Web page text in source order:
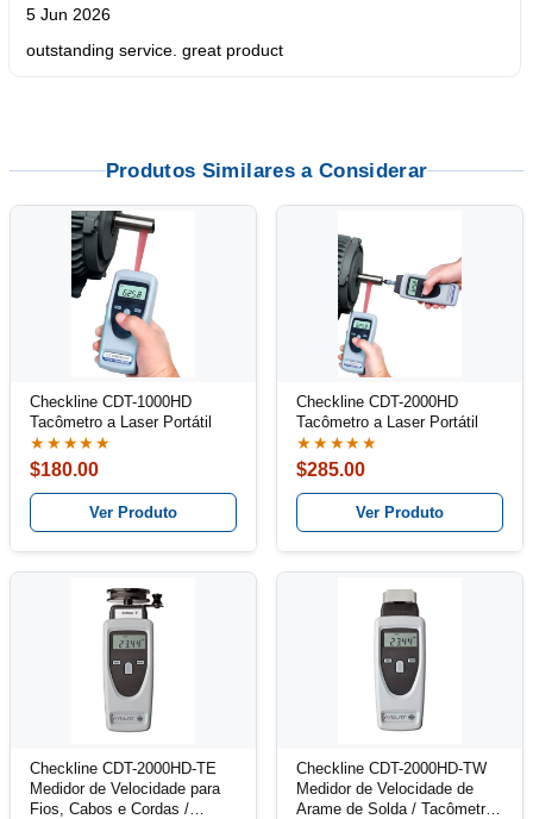
5 Jun 2026
outstanding service. great product
Produtos Similares a Considerar
Checkline CDT-1000HD
Tacômetro a Laser Portátil
★★★★★
$180.00
Ver Produto
Checkline CDT-2000HD
Tacômetro a Laser Portátil
★★★★★
$285.00
Ver Produto
Checkline CDT-2000HD-TE
Medidor de Velocidade para
Fios, Cabos e Cordas /
Checkline CDT-2000HD-TW
Medidor de Velocidade de
Arame de Solda / Tacômetro